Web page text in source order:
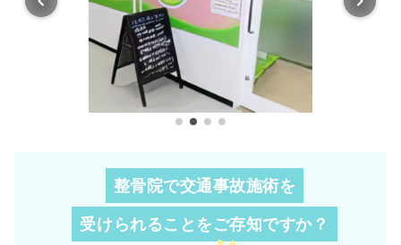
整骨院で交通事故施術を
受けられることをご存知ですか？